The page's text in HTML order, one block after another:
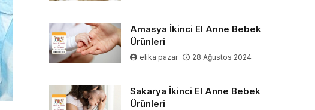
Amasya İkinci El Anne Bebek
Ürünleri
elika pazar 28 Ağustos 2024
Sakarya İkinci El Anne Bebek
Ürünleri